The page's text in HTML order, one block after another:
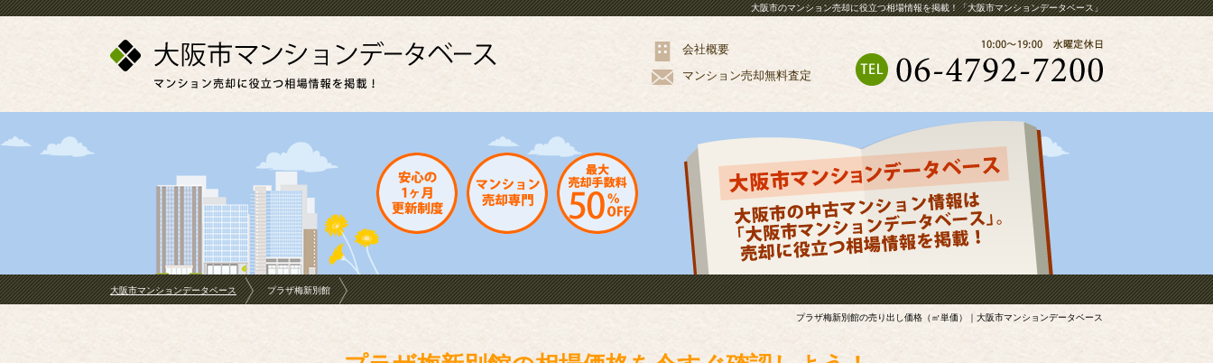
大阪市のマンション売却に役立つ相場情報を掲載！「大阪市マンションデータベース」
会社概要
マンション売却無料査定
大阪市マンションデータベース プラザ梅新別館
プラザ梅新別館の売り出し価格（㎡単価）｜大阪市マンションデータベース